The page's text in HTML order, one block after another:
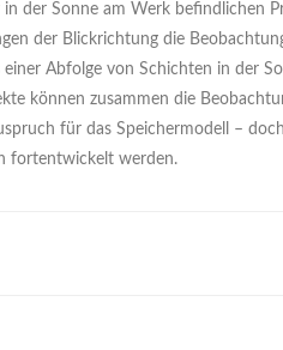
der Sonne am Werk befindlichen
der Blickrichtung die
Abfolge von Schichten in der
können zusammen die
für das Speichermodell –
fortentwickelt werden.